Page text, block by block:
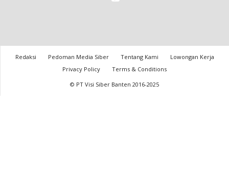
Redaksi Pedoman Media Siber Tentang Kami
Lowongan Kerja
Privacy Policy
Terms & Conditions
© PT Visi Siber Banten 2016-2025